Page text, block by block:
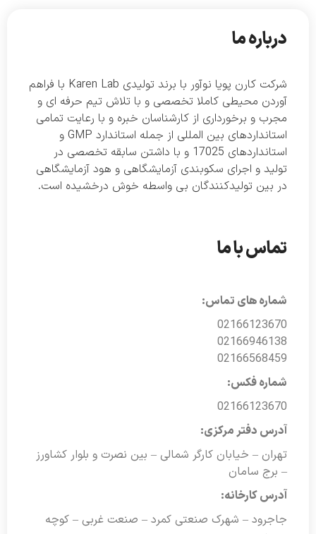
تماس با ما
شماره های تماس:
02166123670
02166946138
02166568459
شماره فکس:
02166123670
آدرس دفتر مرکزی:
تهران – خیابان کارگر شمالی – بین نصرت و بلوار کشاورز
– برج سامان
آدرس کارخانه:
جاجرود – شهرک صنعتی کمرد – صنعت غربی – کوچه
درباره ما
شرکت کارن پویا نوآور با برند تولیدی Karen Lab با فراهم
آوردن محیطی کاملا تخصصی و با تلاش تیم حرفه ای و
مجرب و برخورداری از کارشناسان خبره و با رعایت تمامی
استانداردهای بین المللی از جمله استاندارد GMP و
استانداردهای 17025 و با داشتن سابقه تخصصی در
تولید و اجرای سکوبندی آزمایشگاهی و هود آزمایشگاهی
در بین تولیدکنندگان بی واسطه خوش درخشیده است.